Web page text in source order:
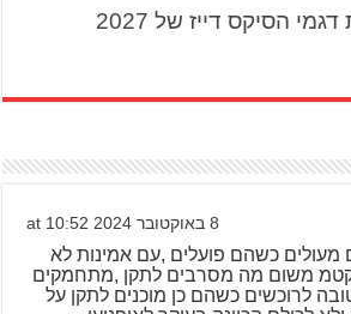
הסיקס דייז של 2027
8 באוקטובר 2024 at 10:52
מעולים כשהם פועלים ,עם אמינות לא
משום מה מסרבים לתקן ,מתחמקים
לרוכשים כשהם כן מוכנים לתקן על